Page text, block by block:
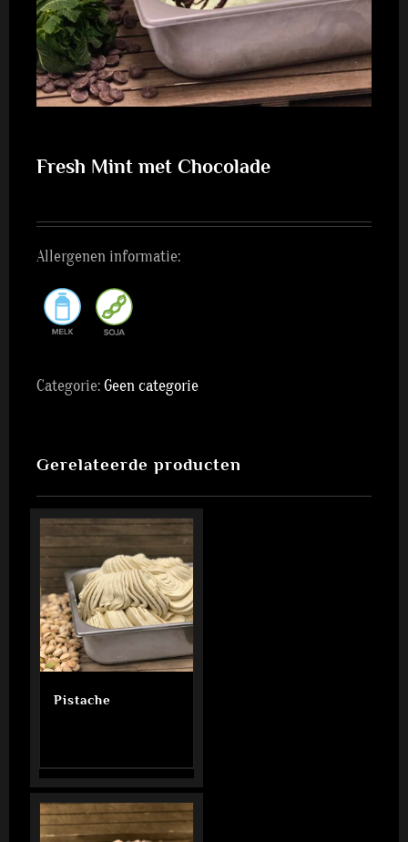
Fresh Mint met Chocolade
Allergenen informatie:
Categorie:Geen categorie
Gerelateerde producten
Pistache